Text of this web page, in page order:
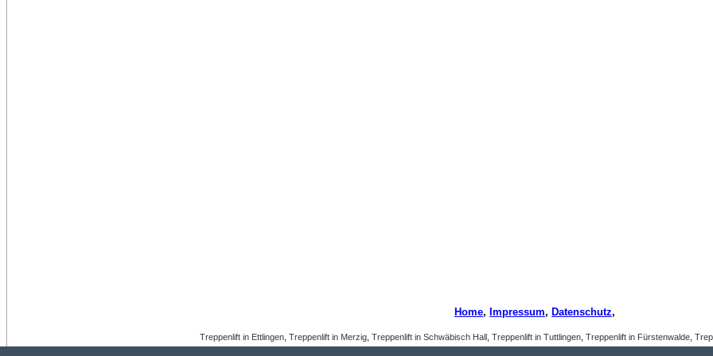
Home, Impressum, Datenschutz,
Treppenlift in Ettlingen, Treppenlift in Merzig, Treppenlift in Schwäbisch Hall, Treppenlift in Tuttlingen, Treppenlift in Fürstenwalde,